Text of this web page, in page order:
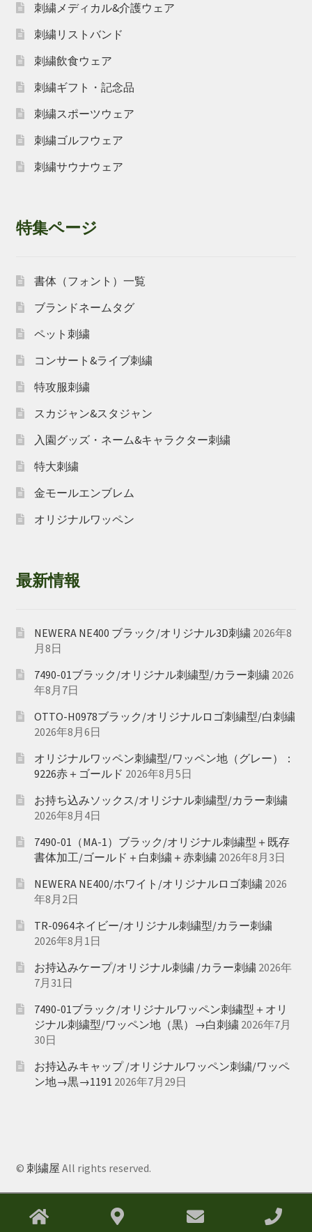
刺繍メディカル&介護ウェア
刺繍リストバンド
刺繍飲食ウェア
刺繍ギフト・記念品
刺繍スポーツウェア
刺繍ゴルフウェア
刺繍サウナウェア
特集ページ
書体（フォント）一覧
ブランドネームタグ
ペット刺繍
コンサート&ライブ刺繍
特攻服刺繍
スカジャン&スタジャン
入園グッズ・ネーム&キャラクター刺繍
特大刺繍
金モールエンブレム
オリジナルワッペン
最新情報
NEWERA NE400 ブラック/オリジナル3D刺繍 2026年8
月8日
7490-01ブラック/オリジナル刺繍型/カラー刺繍 2026
年8月7日
OTTO-H0978ブラック/オリジナルロゴ刺繍型/白刺繍
2026年8月6日
オリジナルワッペン刺繍型/ワッペン地（グレー）：
9226赤＋ゴールド 2026年8月5日
お持ち込みソックス/オリジナル刺繍型/カラー刺繍
2026年8月4日
7490-01（MA-1）ブラック/オリジナル刺繍型＋既存
書体加工/ゴールド＋白刺繍＋赤刺繍 2026年8月3日
NEWERA NE400/ホワイト/オリジナルロゴ刺繍 2026
年8月2日
TR-0964ネイビー/オリジナル刺繍型/カラー刺繍
2026年8月1日
お持込みケープ/オリジナル刺繍 /カラー刺繍 2026年
7月31日
7490-01ブラック/オリジナルワッペン刺繍型＋オリ
ジナル刺繍型/ワッペン地（黒）→白刺繍 2026年7月
30日
お持込みキャップ /オリジナルワッペン刺繍/ワッペ
ン地→黒→1191 2026年7月29日
© 刺繍屋 All rights reserved.